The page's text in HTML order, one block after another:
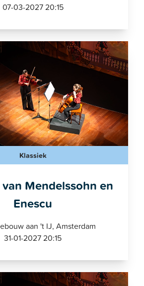
07-03-2027 20:15
Klassiek
Mendelssohn en
Enescu
aan 't IJ, Amsterdam
31-01-2027 20:15